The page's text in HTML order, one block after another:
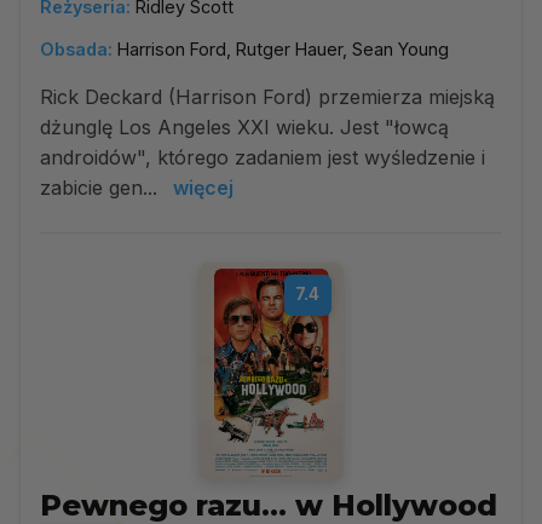
Reżyseria: Ridley Scott
Obsada: Harrison Ford, Rutger Hauer, Sean Young
Rick Deckard (Harrison Ford) przemierza miejską
dżunglę Los Angeles XXI wieku. Jest "łowcą
androidów", którego zadaniem jest wyśledzenie i
zabicie gen...
więcej
7.4
Pewnego razu… w Hollywood